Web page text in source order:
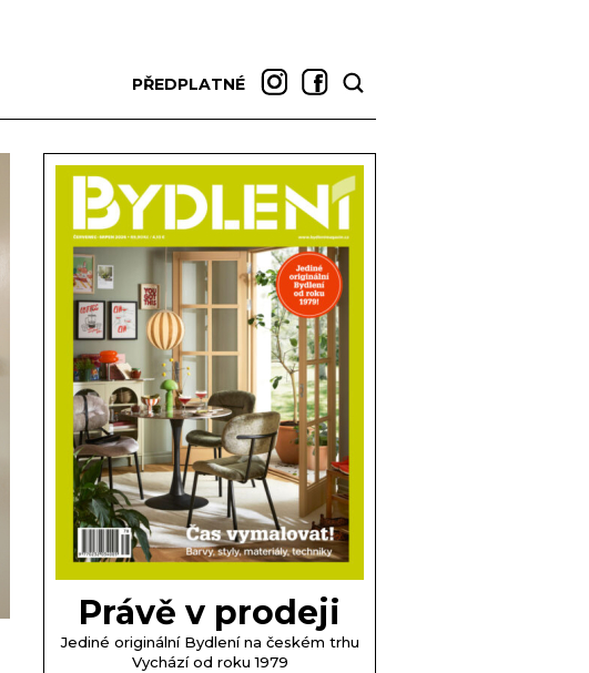
PŘEDPLATNÉ
Právě v prodeji
Jediné originální Bydlení na českém trhu
Vychází od roku 1979